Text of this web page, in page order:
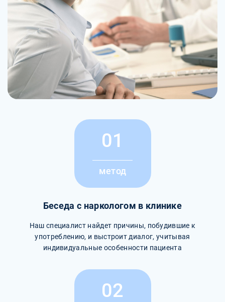
01
метод
Беседа с наркологом в клинике
Наш специалист найдет причины, побудившие к
употреблению, и выстроит диалог, учитывая
индивидуальные особенности пациента
02